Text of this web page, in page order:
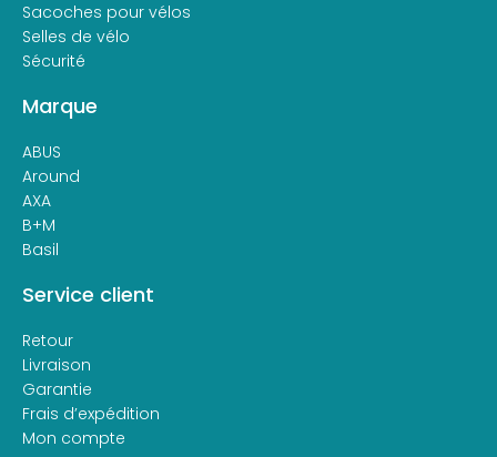
Sacoches pour vélos
Selles de vélo
Sécurité
Marque
ABUS
Around
AXA
B+M
Basil
Service client
Retour
Livraison
Garantie
Frais d’expédition
Mon compte